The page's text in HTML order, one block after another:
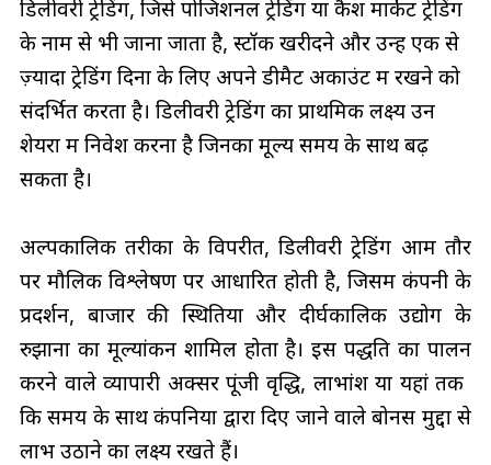
डिलीवरी ट्रेडिंग, जिसे पोजिशनल ट्रेडिंग या कैश मार्केट ट्रेडिंग
के नाम से भी जाना जाता है, स्टॉक खरीदने और उन्हें एक से
ज़्यादा ट्रेडिंग दिनों के लिए अपने डीमैट अकाउंट में रखने को
संदर्भित करता है। डिलीवरी ट्रेडिंग का प्राथमिक लक्ष्य उन
शेयरों में निवेश करना है जिनका मूल्य समय के साथ बढ़
सकता है।
अल्पकालिक तरीकों के विपरीत, डिलीवरी ट्रेडिंग आम तौर
पर मौलिक विश्लेषण पर आधारित होती है, जिसमें कंपनी के
प्रदर्शन, बाजार की स्थितियों और दीर्घकालिक उद्योग के
रुझानों का मूल्यांकन शामिल होता है। इस पद्धति का पालन
करने वाले व्यापारी अक्सर पूंजी वृद्धि, लाभांश या यहां तक ​​
कि समय के साथ कंपनियों द्वारा दिए जाने वाले बोनस मुद्दों से
लाभ उठाने का लक्ष्य रखते हैं।